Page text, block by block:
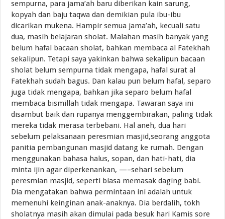
sempurna, para jama’ah baru diberikan kain sarung,
kopyah dan baju taqwa dan demikian pula ibu-ibu
dicarikan mukena. Hampir semua jama’ah, kecuali satu
dua, masih belajaran sholat. Malahan masih banyak yang
belum hafal bacaan sholat, bahkan membaca al Fatekhah
sekalipun. Tetapi saya yakinkan bahwa sekalipun bacaan
sholat belum sempurna tidak mengapa, hafal surat al
Fatekhah sudah bagus. Dan kalau pun belum hafal, separo
juga tidak mengapa, bahkan jika separo belum hafal
membaca bismillah tidak mengapa. Tawaran saya ini
disambut baik dan rupanya menggembirakan, paling tidak
mereka tidak merasa terbebani. Hal aneh, dua hari
sebelum pelaksanaan peresmian masjid,seorang anggota
panitia pembangunan masjid datang ke rumah. Dengan
menggunakan bahasa halus, sopan, dan hati-hati, dia
minta ijin agar diperkenankan, —–sehari sebelum
peresmian masjid, seperti biasa memasak daging babi.
Dia mengatakan bahwa permintaan ini adalah untuk
memenuhi keinginan anak-anaknya. Dia berdalih, tokh
sholatnya masih akan dimulai pada besuk hari Kamis sore